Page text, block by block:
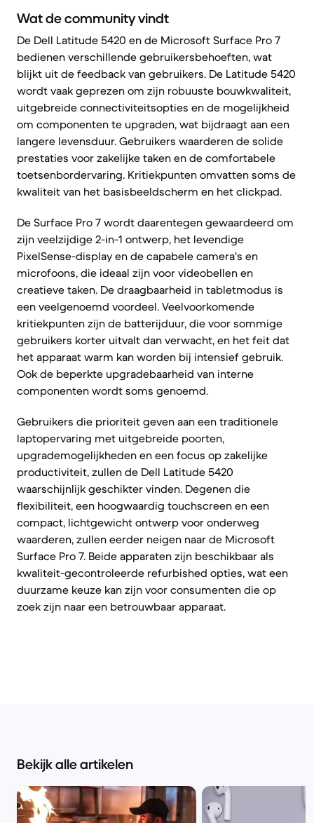
Wat de community vindt
De Dell Latitude 5420 en de Microsoft Surface Pro 7
bedienen verschillende gebruikersbehoeften, wat
blijkt uit de feedback van gebruikers. De Latitude 5420
wordt vaak geprezen om zijn robuuste bouwkwaliteit,
uitgebreide connectiviteitsopties en de mogelijkheid
om componenten te upgraden, wat bijdraagt aan een
langere levensduur. Gebruikers waarderen de solide
prestaties voor zakelijke taken en de comfortabele
toetsenbordervaring. Kritiekpunten omvatten soms de
kwaliteit van het basisbeeldscherm en het clickpad.
De Surface Pro 7 wordt daarentegen gewaardeerd om
zijn veelzijdige 2-in-1 ontwerp, het levendige
PixelSense-display en de capabele camera's en
microfoons, die ideaal zijn voor videobellen en
creatieve taken. De draagbaarheid in tabletmodus is
een veelgenoemd voordeel. Veelvoorkomende
kritiekpunten zijn de batterijduur, die voor sommige
gebruikers korter uitvalt dan verwacht, en het feit dat
het apparaat warm kan worden bij intensief gebruik.
Ook de beperkte upgradebaarheid van interne
componenten wordt soms genoemd.
Gebruikers die prioriteit geven aan een traditionele
laptopervaring met uitgebreide poorten,
upgrademogelijkheden en een focus op zakelijke
productiviteit, zullen de Dell Latitude 5420
waarschijnlijk geschikter vinden. Degenen die
flexibiliteit, een hoogwaardig touchscreen en een
compact, lichtgewicht ontwerp voor onderweg
waarderen, zullen eerder neigen naar de Microsoft
Surface Pro 7. Beide apparaten zijn beschikbaar als
kwaliteit-gecontroleerde refurbished opties, wat een
duurzame keuze kan zijn voor consumenten die op
zoek zijn naar een betrouwbaar apparaat.
Bekijk alle artikelen